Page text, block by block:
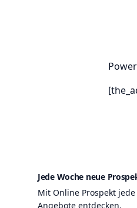
Jede Woche neue
Mit Online Prospekt
Angebote entdecken.